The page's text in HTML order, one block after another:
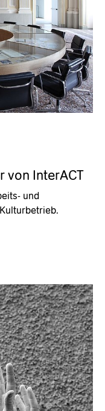
von InterACT
und